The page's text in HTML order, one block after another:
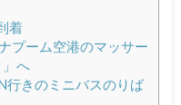
着
プーム空港のマッサー
へ
行きのミニバスのりば